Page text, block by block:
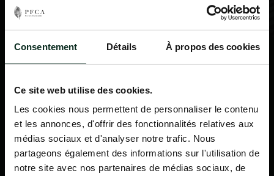
Consentement Détails À propos des cookies
Ce site web utilise des cookies.
Les cookies nous permettent de personnaliser le contenu
et les annonces, d'offrir des fonctionnalités relatives aux
médias sociaux et d'analyser notre trafic. Nous
partageons également des informations sur l'utilisation de
notre site avec nos partenaires de médias sociaux, de